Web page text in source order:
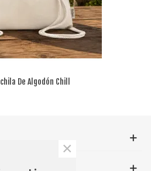
De Algodón Chill
×